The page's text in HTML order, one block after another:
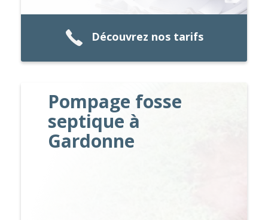
Découvrez nos tarifs
Pompage fosse
septique à
Gardonne